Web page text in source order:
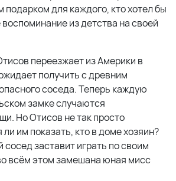
подарком для каждого, кто хотел бы
из детства на своей
переезжает из Америки в
получить с древним
соседа. Теперь каждую
замке случаются
Но Отисов не так просто
ли им показать, кто в доме хозяин?
заставит играть по своим
всём этом замешана юная мисс